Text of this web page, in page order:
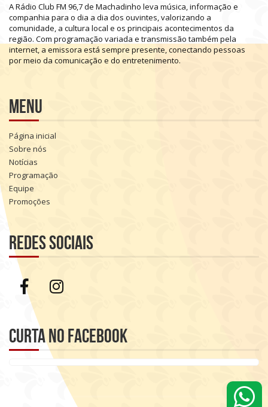
ARádio Club FM 96,7de Machadinho leva música,informação e
companhia para o dia a dia dos ouvintes,valorizando a
comunidade, a cultura local e os principais acontecimentos da
região. Com programação variada e transmissão também pela
internet, a emissora está sempre presente,conectando pessoas
pormeio da comunicação e do entretenimento.
Menu
Página inicial
Sobre nós
Notícias
Programação
Equipe
Promoções
Redes sociais
Curta no Facebook